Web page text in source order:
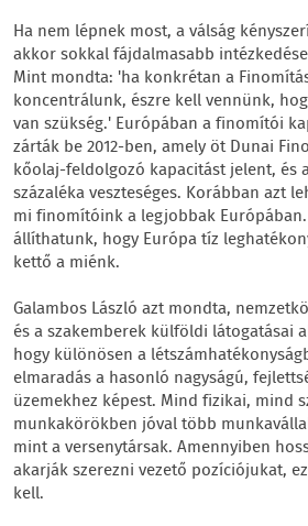
Ha nem lépnek most, a válság
akkor sokkal fájdalmasabb
Mint mondta: 'ha konkrétan a
koncentrálunk, észre kell vennünk,
van szükség.' Európában a finomítói
zárták be 2012-ben, amely öt Dunai
kőolaj-feldolgozó kapacitást jelent, és
százaléka veszteséges. Korábban azt
mi finomítóink a legjobbak
állíthatunk, hogy Európa tíz
kettő a miénk.
Galambos László azt mondta,
és a szakemberek külföldi látogatásai
hogy különösen a
elmaradás a hasonló nagyságú,
üzemekhez képest. Mind fizikai, mind
munkakörökben jóval több
mint a versenytársak. Amennyiben
akarják szerezni vezető pozíciójukat,
kell.